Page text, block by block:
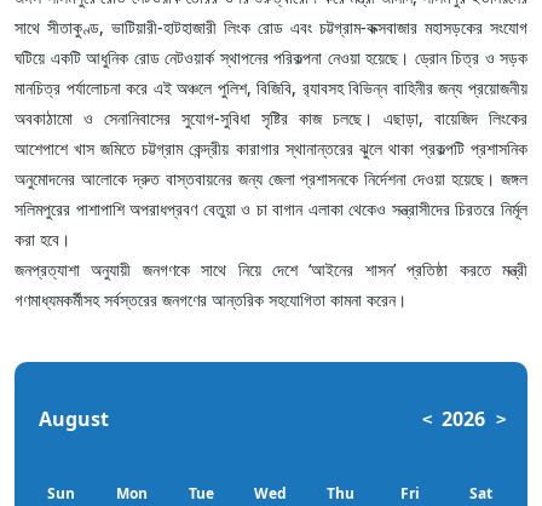
সাথে সীতাকুণ্ড, ভাটিয়ারী-হাটহাজারী লিংক রোড এবং চট্টগ্রাম-কক্সবাজার মহাসড়কের সংযোগ
ঘটিয়ে একটি আধুনিক রোড নেটওয়ার্ক স্থাপনের পরিকল্পনা নেওয়া হয়েছে। ড্রোন চিত্র ও সড়ক
মানচিত্র পর্যালোচনা করে এই অঞ্চলে পুলিশ, বিজিবি, র‍্যাবসহ বিভিন্ন বাহিনীর জন্য প্রয়োজনীয়
অবকাঠামো ও সেনানিবাসের সুযোগ-সুবিধা সৃষ্টির কাজ চলছে। এছাড়া, বায়েজিদ লিংকের
আশেপাশে খাস জমিতে চট্টগ্রাম কেন্দ্রীয় কারাগার স্থানান্তরের ঝুলে থাকা প্রকল্পটি প্রশাসনিক
অনুমোদনের আলোকে দ্রুত বাস্তবায়নের জন্য জেলা প্রশাসনকে নির্দেশনা দেওয়া হয়েছে। জঙ্গল
সলিমপুরের পাশাপাশি অপরাধপ্রবণ বেতুয়া ও চা বাগান এলাকা থেকেও সন্ত্রাসীদের চিরতরে নির্মূল
করা হবে।
জনপ্রত্যাশা অনুযায়ী জনগণকে সাথে নিয়ে দেশে ‘আইনের শাসন’ প্রতিষ্ঠা করতে মন্ত্রী
গণমাধ্যমকর্মীসহ সর্বস্তরের জনগণের আন্তরিক সহযোগিতা কামনা করেন।
August < 2026 >
Sun Mon Tue Wed Thu Fri Sat